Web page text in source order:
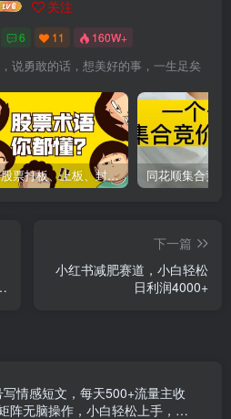
关注
6 11 160W+
说勇敢的话，想美好的事，一生足矣
股票打板、上板、封板、翘板、炸板是什么意思？炒股你必须懂的暗语！
下一篇
小红书减肥赛道，小白轻松
日利润4000+
情感短文，每天500+流量主收
阵无脑操作，小白轻松上手，保